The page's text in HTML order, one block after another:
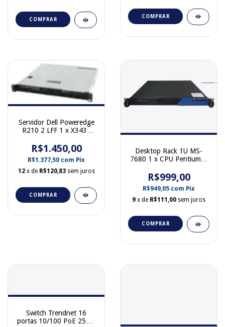
COMPRAR
COMPRAR
Servidor Dell Poweredge
R210 2 LFF 1 x X3430
GB 1 Fonte 0W704N
R$1.450,00
R$1.377,50 com Pix
12 x de R$120,83 sem juros
COMPRAR
Desktop Rack 1U MS-
7680 1 x CPU Pentium G
250W 2 HDD 1 TB Sata
R$999,00
R$949,05 com Pix
9 x de R$111,00 sem juros
COMPRAR
Switch Trendnet 16
portas 10/100 PoE 250W